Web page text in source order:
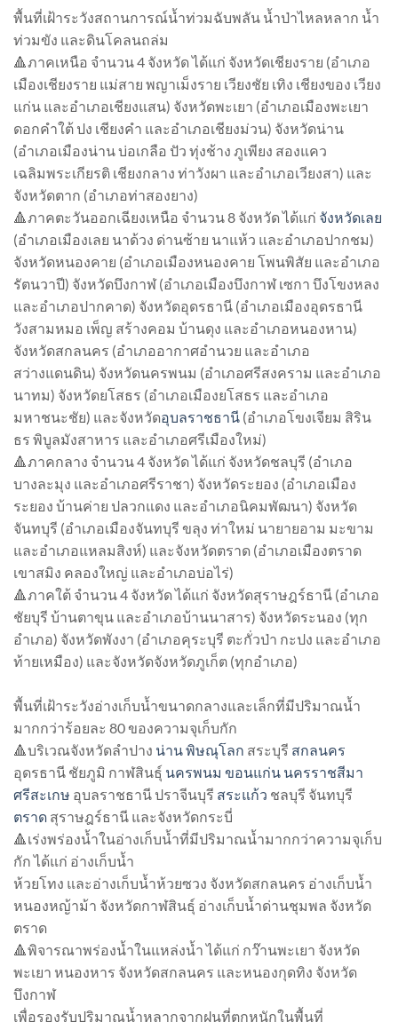
พื้นที่เฝ้าระวังสถานการณ์น้ำท่วมฉับพลัน น้ำป่าไหลหลาก น้ำ
ท่วมขัง และดินโคลนถล่ม
🔺ภาคเหนือ จำนวน 4 จังหวัด ได้แก่ จังหวัดเชียงราย (อำเภอ
เมืองเชียงราย แม่สาย พญาเม็งราย เวียงชัย เทิง เชียงของ เวียง
แก่น และอำเภอเชียงแสน) จังหวัดพะเยา (อำเภอเมืองพะเยา
ดอกคำใต้ ปง เชียงคำ และอำเภอเชียงม่วน) จังหวัดน่าน
(อำเภอเมืองน่าน บ่อเกลือ ปัว ทุ่งช้าง ภูเพียง สองแคว
เฉลิมพระเกียรติ เชียงกลาง ท่าวังผา และอำเภอเวียงสา) และ
จังหวัดตาก (อำเภอท่าสองยาง)
🔺ภาคตะวันออกเฉียงเหนือ จำนวน 8 จังหวัด ได้แก่ จังหวัดเลย
(อำเภอเมืองเลย นาด้วง ด่านซ้าย นาแห้ว และอำเภอปากชม)
จังหวัดหนองคาย (อำเภอเมืองหนองคาย โพนพิสัย และอำเภอ
รัตนวาปี) จังหวัดบึงกาฬ (อำเภอเมืองบึงกาฬ เซกา บึงโขงหลง
และอำเภอปากคาด) จังหวัดอุดรธานี (อำเภอเมืองอุดรธานี
วังสามหมอ เพ็ญ สร้างคอม บ้านดุง และอำเภอหนองหาน)
จังหวัดสกลนคร (อำเภออากาศอำนวย และอำเภอ
สว่างแดนดิน) จังหวัดนครพนม (อำเภอศรีสงคราม และอำเภอ
นาทม) จังหวัดยโสธร (อำเภอเมืองยโสธร และอำเภอ
มหาชนะชัย) และจังหวัดอุบลราชธานี (อำเภอโขงเจียม สิริน
ธร พิบูลมังสาหาร และอำเภอศรีเมืองใหม่)
🔺ภาคกลาง จำนวน 4 จังหวัด ได้แก่ จังหวัดชลบุรี (อำเภอ
บางละมุง และอำเภอศรีราชา) จังหวัดระยอง (อำเภอเมือง
ระยอง บ้านค่าย ปลวกแดง และอำเภอนิคมพัฒนา) จังหวัด
จันทบุรี (อำเภอเมืองจันทบุรี ขลุง ท่าใหม่ นายายอาม มะขาม
และอำเภอแหลมสิงห์) และจังหวัดตราด (อำเภอเมืองตราด
เขาสมิง คลองใหญ่ และอำเภอบ่อไร่)
🔺ภาคใต้ จำนวน 4 จังหวัด ได้แก่ จังหวัดสุราษฎร์ธานี (อำเภอ
ชัยบุรี บ้านตาขุน และอำเภอบ้านนาสาร) จังหวัดระนอง (ทุก
อำเภอ) จังหวัดพังงา (อำเภอคุระบุรี ตะกั่วป่า กะปง และอำเภอ
ท้ายเหมือง) และจังหวัดจังหวัดภูเก็ต (ทุกอำเภอ)
พื้นที่เฝ้าระวังอ่างเก็บน้ำขนาดกลางและเล็กที่มีปริมาณน้ำ
มากกว่าร้อยละ 80 ของความจุเก็บกัก
🔺บริเวณจังหวัดลำปาง น่านพิษณุโลก สระบุรี สกลนคร
อุดรธานี ชัยภูมิ กาฬสินธุ์ นครพนม ขอนแก่น นครราชสีมา
ศรีสะเกษ อุบลราชธานี ปราจีนบุรี สระแก้ว ชลบุรี จันทบุรี
ตราด สุราษฎร์ธานี และจังหวัดกระบี่
🔺เร่งพร่องน้ำในอ่างเก็บน้ำที่มีปริมาณน้ำมากกว่าความจุเก็บ
กัก ได้แก่ อ่างเก็บน้ำ
ห้วยโทง และอ่างเก็บน้ำห้วยซวง จังหวัดสกลนคร อ่างเก็บน้ำ
หนองหญ้าม้า จังหวัดกาฬสินธุ์ อ่างเก็บน้ำด่านชุมพล จังหวัด
ตราด
🔺พิจารณาพร่องน้ำในแหล่งน้ำ ได้แก่ กว๊านพะเยา จังหวัด
พะเยา หนองหาร จังหวัดสกลนคร และหนองกุดทิง จังหวัด
บึงกาฬ
เพื่อรองรับปริมาณน้ำหลากจากฝนที่ตกหนักในพื้นที่